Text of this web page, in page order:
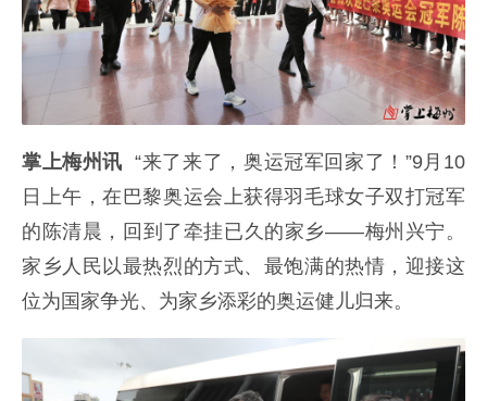
掌上梅州讯 “来了来了，奥运冠军回家了！”9月10
日上午，在巴黎奥运会上获得羽毛球女子双打冠军
的陈清晨，回到了牵挂已久的家乡——梅州兴宁。
家乡人民以最热烈的方式、最饱满的热情，迎接这
位为国家争光、为家乡添彩的奥运健儿归来。